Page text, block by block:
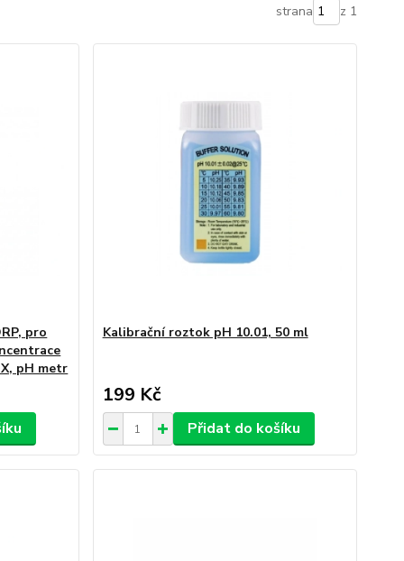
strana z 1
pro
pH metr
Kalibrační roztok pH 10.01, 50 ml
199 Kč
Přidat do košíku